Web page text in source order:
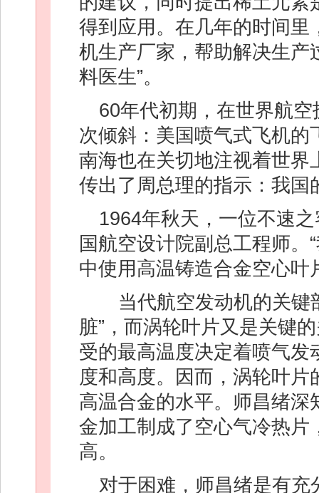
得到应用。在几年的时间
机生产厂家，帮助解决生产
料医生”。
60年代初期，在世界航
次倾斜：美国喷气式飞机
南海也在关切地注视着世
传出了周总理的指示：我
1964年秋天，一位不速
国航空设计院副总工程师
中使用高温铸造合金空心
当代航空发动机的关键
脏”，而涡轮叶片又是关键
受的最高温度决定着喷气
度和高度。因而，涡轮叶
高温合金的水平。师昌绪
金加工制成了空心气冷热
高。
对于困难，师昌绪是有